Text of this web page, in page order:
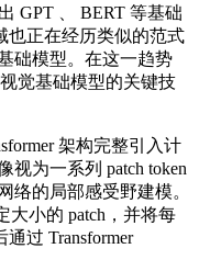
GPT 、 BERT 等基础
也正在经历类似的范式
础模型。在这一趋势
觉基础模型的关键技
架构完整引入计
为一系列 patch token
络的局部感受野建模。
大小的 patch，并将每
通过 Transformer